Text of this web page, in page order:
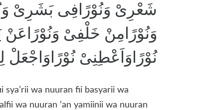
شَعْرِىْ وَنُوْرًافِى بَشَرِىْ
وَنُوْرًامِنْ خَلْفِىْ
نُوْرًاوَاَعْطِنِىْ نُوْرًاوَاجْعَلْ
wa nuuran fii basyarii wa
wa nuuran ‘an yamiinii wa nuuran